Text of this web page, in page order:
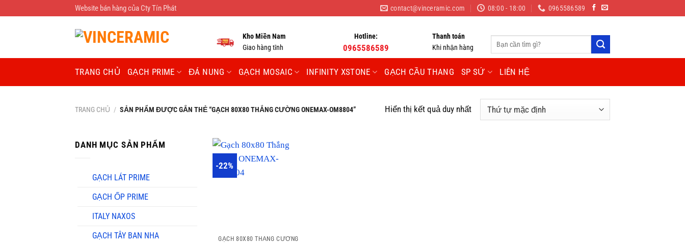
Website bán hàng của Cty Tín Phát contact@vinceramic.com 08:00 - 18:00 0965586589
Kho Miền Nam
Giao hàng tỉnh
Hotline:
0965586589
Thanh toán
Khi nhận hàng
Tìm
TRANG CHỦ GẠCH PRIME ĐÁ NUNG GẠCH MOSAIC INFINITY XSTONE GẠCH CẦU THANG SP SỨ LIÊN HỆ
TRANG CHỦ / SẢN PHẨM ĐƯỢC GẮN THẺ “GẠCH 80X80 THẮNG CƯỜNG ONEMAX-OM8804” Hiển thị kết quả duy nhất
DANH MỤC SẢN PHẨM
GẠCH LÁT PRIME
GẠCH ỐP PRIME
ITALY NAXOS
GẠCH TÂY BAN NHA
-22%
GẠCH 80X80 THẮNG CƯỜNG